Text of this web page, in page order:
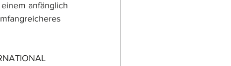
anfänglich